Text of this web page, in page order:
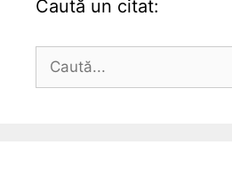
Caută un citat:
după: